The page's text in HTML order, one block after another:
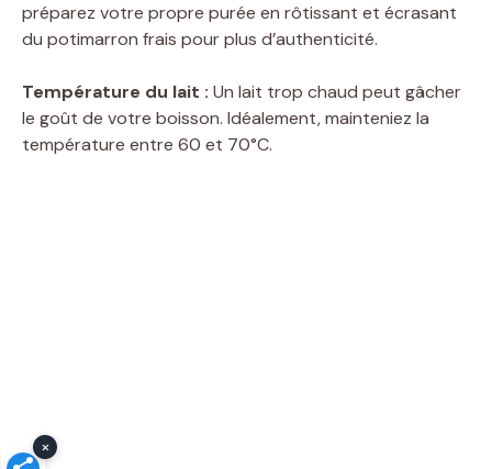
préparez votre propre purée en rôtissant et écrasant
du potimarron frais pour plus d’authenticité.
Température du lait : Un lait trop chaud peut gâcher
le goût de votre boisson. Idéalement, mainteniez la
température entre 60 et 70°C.
×